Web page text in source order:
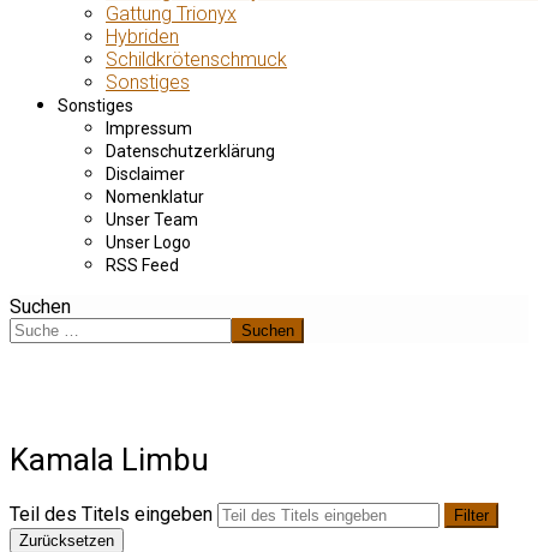
Gattung Trionyx
Hybriden
Schildkrötenschmuck
Sonstiges
Sonstiges
Impressum
Datenschutzerklärung
Disclaimer
Nomenklatur
Unser Team
Unser Logo
RSS Feed
Suchen
Suchen
Kamala Limbu
Teil des Titels eingeben
Filter
Zurücksetzen